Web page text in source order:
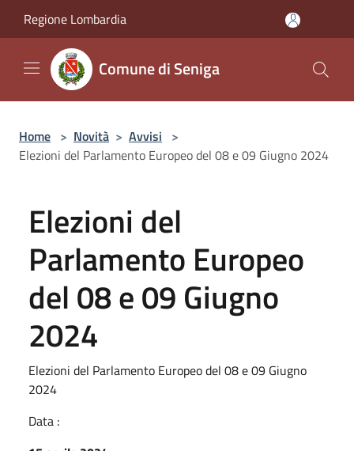
Regione Lombardia
Comune di Seniga
Home > Novità > Avvisi >
Elezioni del Parlamento Europeo del 08 e 09 Giugno 2024
Elezioni del
Parlamento Europeo
del 08 e 09 Giugno
2024
Elezioni del Parlamento Europeo del 08 e 09 Giugno
2024
Data :